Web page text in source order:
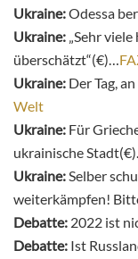
Ukraine:Odessa
Ukraine: „Sehr
überschätzt“(€)…
Ukraine: Der Tag,
Welt
Ukraine: Für
ukrainische
Ukraine:Selber
weiterkämpfen!
Debatte: 2022 ist
Debatte: Ist